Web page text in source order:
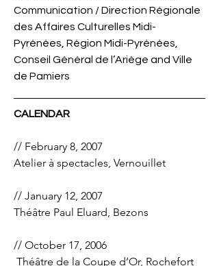
Communication / Direction Régionale
des Affaires Culturelles Midi-
Pyrénées, Région Midi-Pyrénées,
Conseil Général de l’Ariège and Ville
de Pamiers
CALENDAR
// February 8, 2007
Atelier à spectacles, Vernouillet
// January 12, 2007
Théâtre Paul Eluard, Bezons
// October 17, 2006
Théâtre de la Coupe d’Or, Rochefort